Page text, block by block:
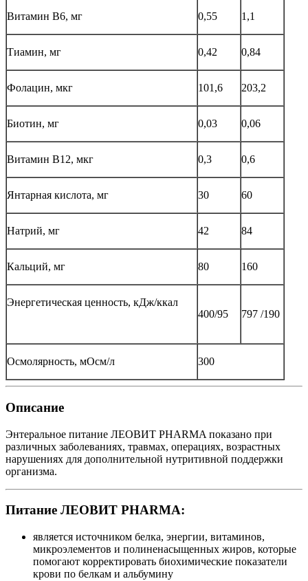
Витамин В6, мг 0,55 1,1
Тиамин, мг 0,42 0,84
Фолацин, мкг 101,6 203,2
Биотин, мг 0,03 0,06
Витамин В12, мкг 0,3 0,6
Янтарная кислота, мг 30 60
Натрий, мг 42 84
Кальций, мг 80 160
Энергетическая ценность, кДж/ккал
400/95
797 /190
Осмолярность, мОсм/л 300
Описание
Энтеральное питание ЛЕОВИТ PHARMA показано при
различных заболеваниях, травмах, операциях, возрастных
нарушениях для дополнительной нутритивной поддержки
организма.
Питание ЛЕОВИТ PHARMA:
является источником белка, энергии, витаминов,
микроэлементов и полиненасыщенных жиров, которые
помогают корректировать биохимические показатели
крови по белкам и альбумину